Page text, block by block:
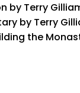
by Terry
by Terry
the